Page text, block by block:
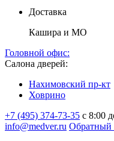
Доставка
Кашира и МО
Головной офис:
Салона дверей:
Нахимовский пр-кт
Ховрино
+7 (495) 374-73-35 с 8:00
info@medver.ru Обратный